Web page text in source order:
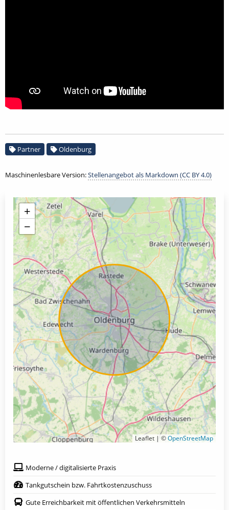
Partner Oldenburg
Maschinenlesbare Version:Stellenangebot als Markdown (CC BY 4.0)
+
−
Leaflet | ©OpenStreetMap
Moderne / digitalisierte Praxis
Tankgutschein bzw. Fahrtkostenzuschuss
Gute Erreichbarkeit mit öffentlichen Verkehrsmitteln